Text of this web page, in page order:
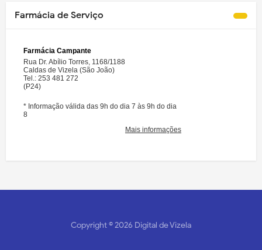
Farmácia de Serviço
Copyright ©2026 Digital de Vizela